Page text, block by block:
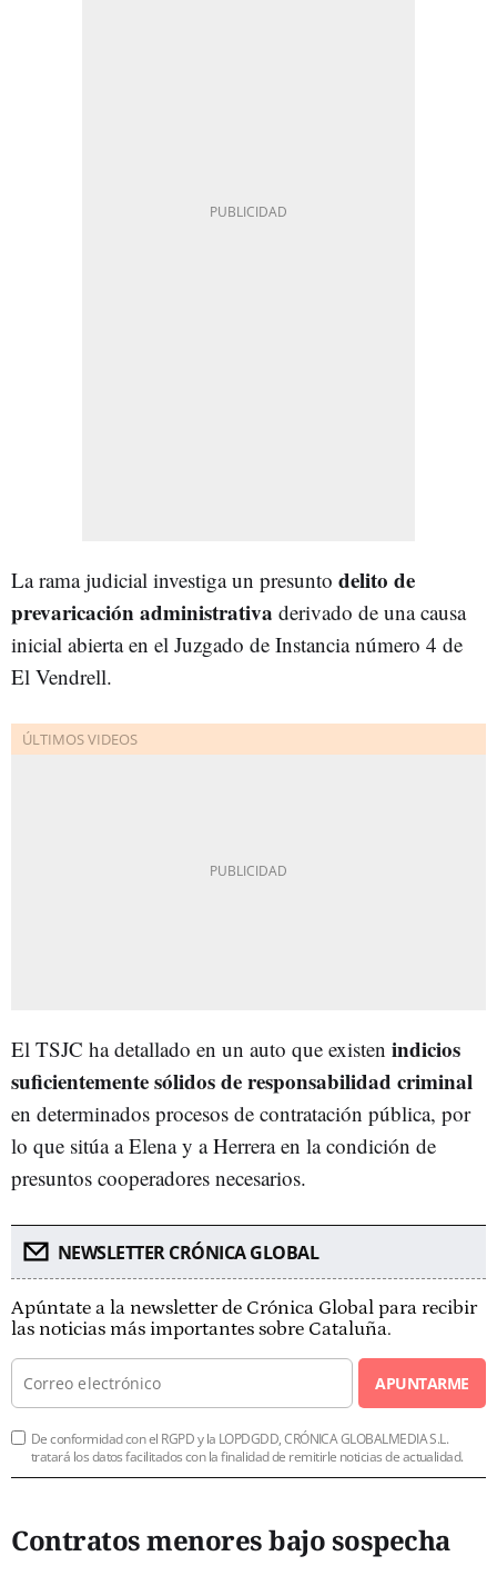
La rama judicial investiga un presunto delito de
prevaricación administrativa derivado de una causa
inicial abierta en el Juzgado de Instancia número 4 de
El Vendrell.
El TSJC ha detallado en un auto que existen indicios
suficientemente sólidos de responsabilidad criminal
en determinados procesos de contratación pública, por
lo que sitúa a Elena y a Herrera en la condición de
presuntos cooperadores necesarios.
NEWSLETTER CRÓNICA GLOBAL
Apúntate a la newsletter de Crónica Global para recibir
las noticias más importantes sobre Cataluña.
APUNTARME
De conformidad con el RGPD y la LOPDGDD, CRÓNICA GLOBALMEDIA S.L.
tratará los datos facilitados con la finalidad de remitirle noticias de actualidad.
Contratos menores bajo sospecha